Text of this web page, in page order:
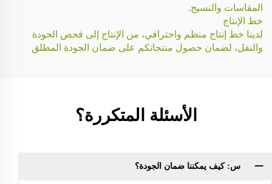
المقاسات والنسيج.
خط الإنتاج
لدينا خط إنتاج منظم واحترافي، من الإنتاج إلى فحص الجودة
والنقل، لضمان حصول منتجاتكم على ضمان الجودة المطلق
الأسئلة المتكررة؟
س: كيف يمكننا ضمان الجودة؟